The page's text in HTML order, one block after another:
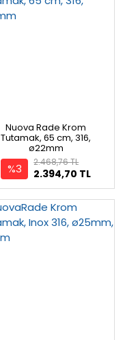
Nuova Rade Krom
Tutamak, 65 cm, 316,
ø22mm
%3 2.394,70 TL
2.468,76 TL